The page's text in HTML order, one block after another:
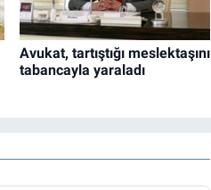
Avukat, tartıştığı meslektaşını
tabancayla yaraladı